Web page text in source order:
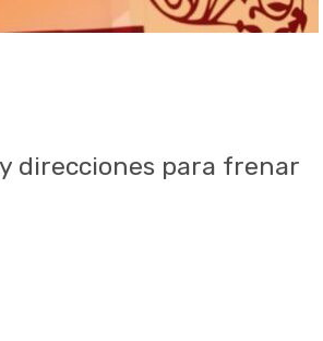
direcciones para frenar